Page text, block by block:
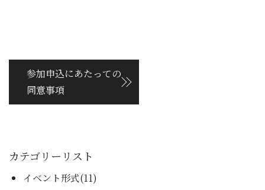
参加申込にあたっての
同意事項
カテゴリーリスト
イベント形式(11)